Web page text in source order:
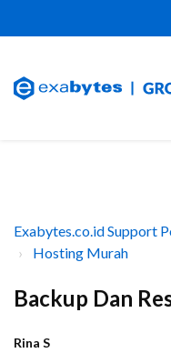
Exabytes.co.id Support
Hosting Murah
Backup Dan
Rina S